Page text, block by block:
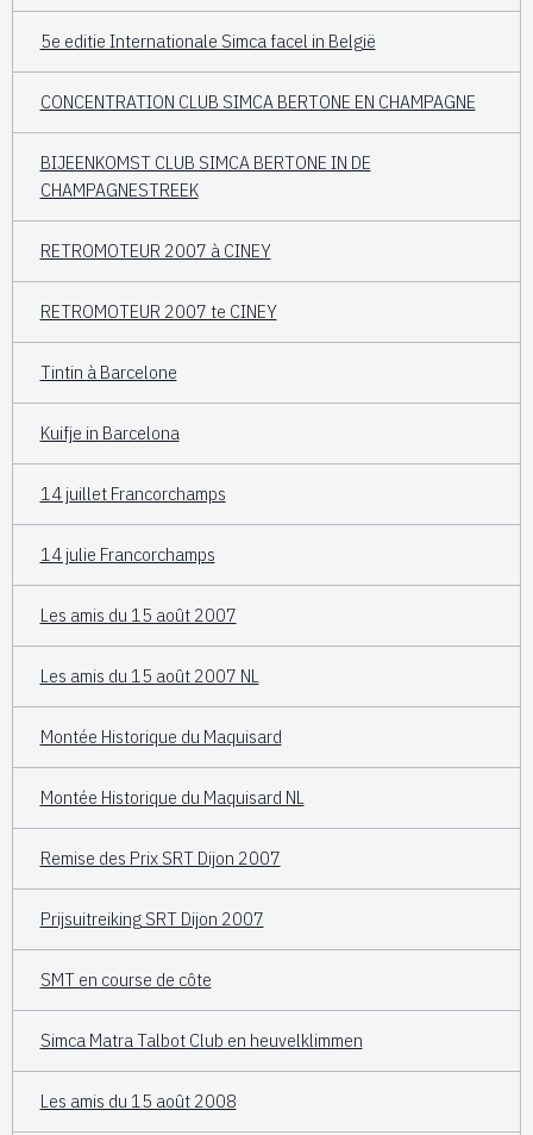
5e editie Internationale Simca facel in België
CONCENTRATION CLUB SIMCA BERTONE EN CHAMPAGNE
BIJEENKOMST CLUB SIMCA BERTONE IN DE
CHAMPAGNESTREEK
RETROMOTEUR 2007 à CINEY
RETROMOTEUR 2007 te CINEY
Tintin à Barcelone
Kuifje in Barcelona
14 juillet Francorchamps
14 julie Francorchamps
Les amis du 15 août 2007
Les amis du 15 août 2007 NL
Montée Historique du Maquisard
Montée Historique du Maquisard NL
Remise des Prix SRT Dijon 2007
Prijsuitreiking SRT Dijon 2007
SMT en course de côte
Simca Matra Talbot Club en heuvelklimmen
Les amis du 15 août 2008